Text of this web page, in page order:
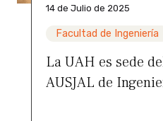
14 de Julio de 2025
Facultad de Ingeniería
La UAH es sede
AUSJAL de